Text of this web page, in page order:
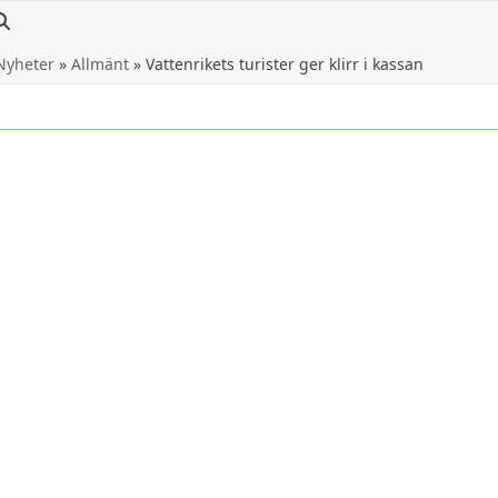
» Allmänt» Vattenrikets turister ger klirr i kassan